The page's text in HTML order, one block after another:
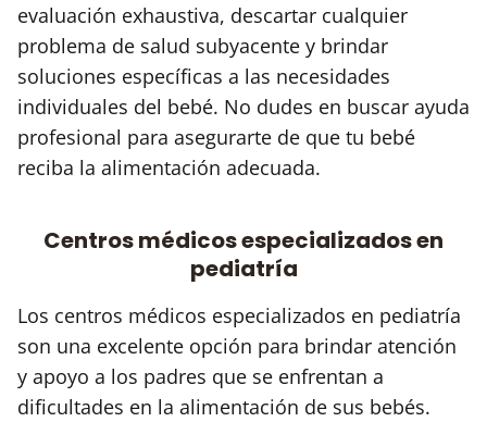
evaluación exhaustiva, descartar cualquier
problema de salud subyacente y brindar
soluciones específicas a las necesidades
individuales del bebé. No dudes en buscar ayuda
profesional para asegurarte de que tu bebé
reciba la alimentación adecuada.
Centros médicos especializados en
pediatría
Los centros médicos especializados en pediatría
son una excelente opción para brindar atención
y apoyo a los padres que se enfrentan a
dificultades en la alimentación de sus bebés.